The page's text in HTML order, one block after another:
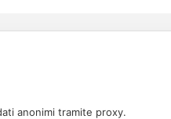
anonimi tramite proxy.